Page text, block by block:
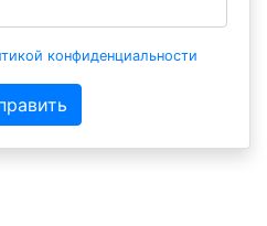
конфиденциальности